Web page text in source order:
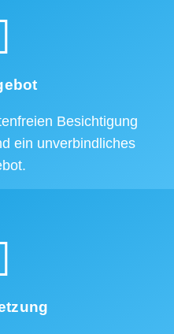
Besichtigung
ein unverbindliches